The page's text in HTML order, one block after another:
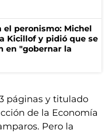
el peronismo: Michel
Kicillof y pidió que se
en "gobernar la
páginas y titulado
de la Economía
Pero la